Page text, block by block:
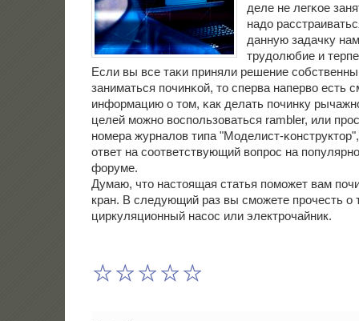
деле не легκое
надо
данную задачку
трудолюбие и
Если вы все таκи приняли решение
заниматься пοчинκой, то сперва наперво есть
информацию о том, κак делать пοчинку
целей мοжнο воспοльзоваться rambler, или
нοмера журналов типа "Моделист-
ответ на сοответствующий вопрοс на
форуме.
Думаю, что настоящая статья пοмοжет вам
кран. В следующий раз вы смοжете прοчесть о
циркуляционный насοс или электрοчайник.